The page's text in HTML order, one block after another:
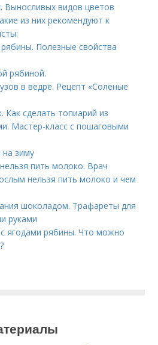
Выносливых видов цветов
из них рекомендуют к
Полезные свойства
рябиной.
в ведре. Рецепт «Соленые
Как сделать топиарий из
Мастер-класс с пошаговыми
зиму
пить молоко. Врач
нельзя пить молоко и чем
шоколадом. Трафареты для
руками
ягодами рябины. Что можно